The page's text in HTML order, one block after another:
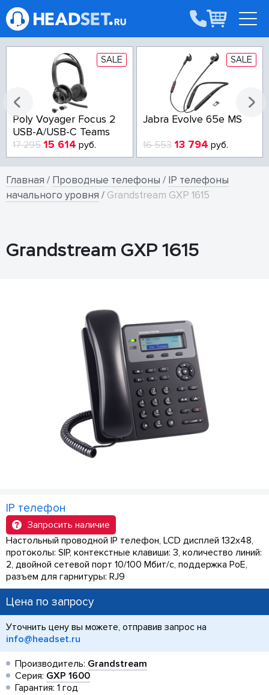
SALE
Poly Voyager Focus 2
USB-A/USB-C Teams
17 295 15 614 руб.
SALE
Jabra Evolve 65e MS
16 553 13 794 руб.
Главная / Проводные телефоны / IP телефоны
начального уровня / Grandstream GXP 1615
Grandstream GXP 1615
IP телефон
Запросить наличие
Настольный проводной IP телефон, LCD дисплей 132х48,
протоколы: SIP, контекстные клавиши: 3, количество линий:
2, двойной сетевой порт 10/100 Мбит/с, поддержка PoE,
разъем для гарнитуры: RJ9
Цена по запросу
Уточнить цену вы можете, отправив запрос на
info@headset.ru
Производитель: Grandstream
Серия: GXP 1600
Гарантия: 1 год